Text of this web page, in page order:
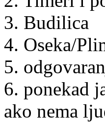
3. Budilica
4. Oseka/
5.
6. ponekad
ako nema